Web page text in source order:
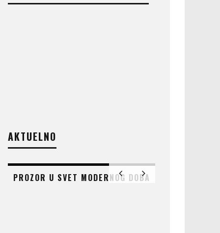
AKTUELNO
PROZOR U SVET MODERNOG DOBA